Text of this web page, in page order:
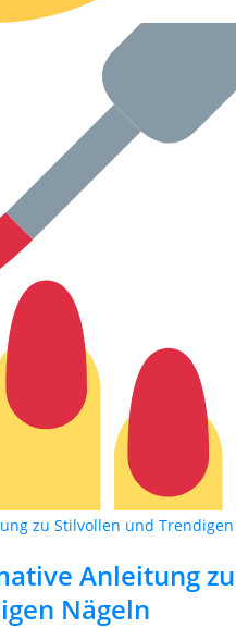
Anleitung zu
Nägeln